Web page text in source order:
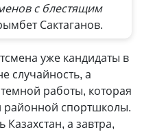
с блестящим
Сактаганов.
уже кандидаты в
случайность, а
работы, которая
районной спортшколы.
Казахстан, а завтра,